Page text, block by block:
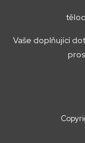
Vaše doplňující